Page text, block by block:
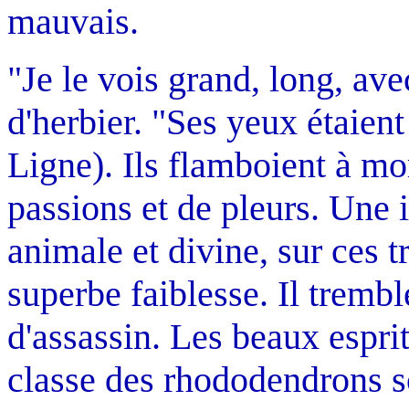
mauvais.
"Je le vois grand, long,
d'herbier. "Ses yeux
Ligne). Ils flamboient à
passions et de pleurs.
animale et divine, sur ces
superbe faiblesse. Il
d'assassin. Les beaux
classe des rhododendrons